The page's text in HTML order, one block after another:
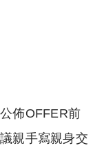
佈OFFER前
親手寫親身交